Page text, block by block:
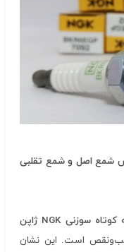
شمع تقلبی
کوتاه سوزنی
ژاپن
است. این نشان